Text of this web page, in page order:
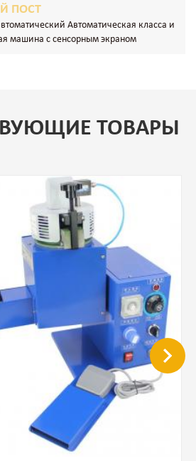
ПОСТ
Автоматическая класса и
машина с сенсорным экраном
ТОВАРЫ